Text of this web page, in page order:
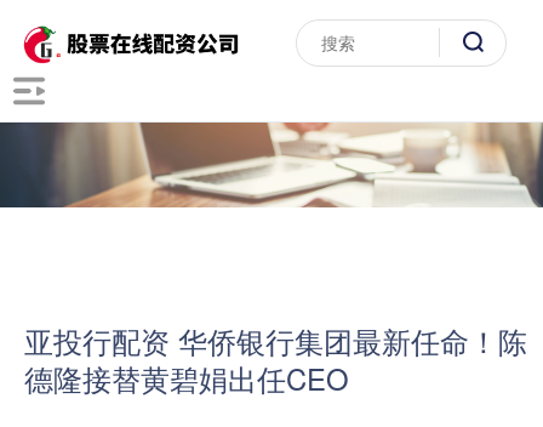
亚投行配资 华侨银行集团最新任命！陈
德隆接替黄碧娟出任CEO